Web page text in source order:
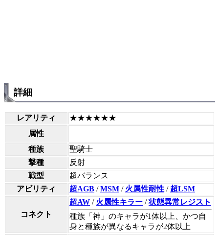
詳細
レアリティ
★★★★★★
属性
種族
聖騎士
撃種
反射
戦型
超バランス
アビリティ
超AGB /MSM / 火属性耐性 / 超LSM
コネクト
超AW / 火属性キラー /状態異常レジスト
種族「神」のキャラが1体以上、かつ自
身と種族が異なるキャラが2体以上